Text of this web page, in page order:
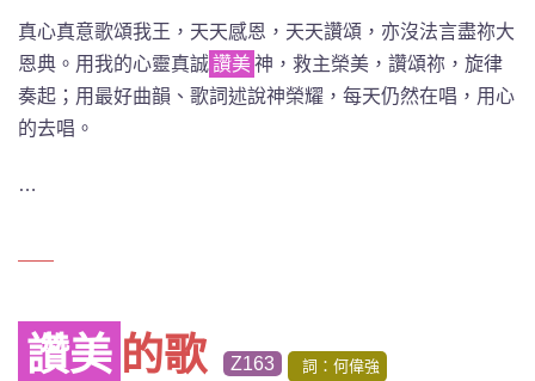
真心真意歌頌我王，天天感恩，天天讚頌，亦沒法言盡祢大
恩典。用我的心靈真誠讚美神，救主榮美，讚頌祢，旋律
奏起；用最好曲韻、歌詞述說神榮耀，每天仍然在唱，用心
的去唱。
…
讚美 的歌 Z163
詞：何偉強